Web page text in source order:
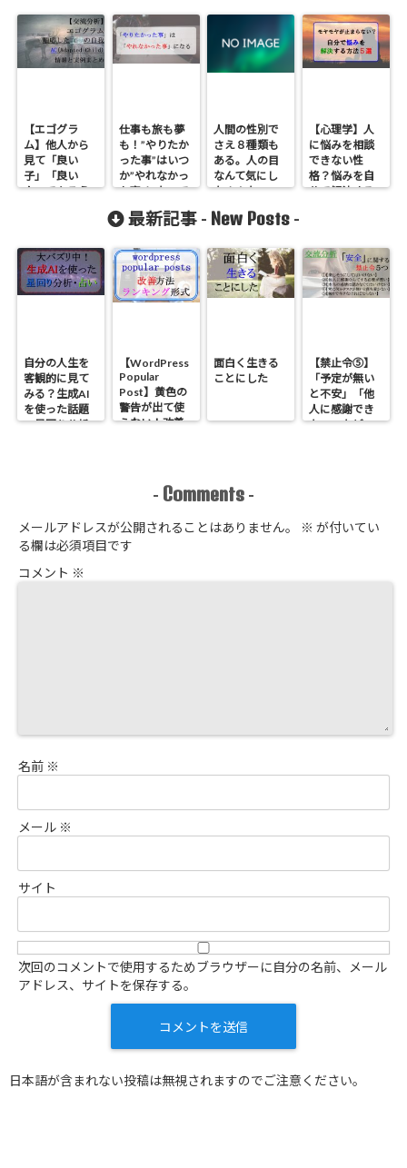
【エゴグラ
ム】他人から
見て「良い
子」「良い
人」であろう
い・低い人格
の特徴と実例
まとめ【交流
分析】
仕事も旅も夢
も！”やりたか
った事”はいつ
か”やれなかっ
た事”になって
なる
人間の性別で
さえ８種類も
ある。人の目
なんて気にし
なさんな
【心理学】人
に悩みを相談
できない性
格？悩みを自
分で解決する
最新記事 - New Posts -
自分の人生を
客観的に見て
みる？生成AI
を使った話題
の星回り分析
【WordPress
Popular
Post】黄色の
警告が出て使
えない！改善
面白く生きる
ことにした
【禁止令⑤】
「予定が無い
と不安」「他
人に感謝でき
ない」などの
- Comments -
メールアドレスが公開されることはありません。 ※ が付いてい
る欄は必須項目です
コメント ※
名前 ※
メール ※
サイト
次回のコメントで使用するためブラウザーに自分の名前、メール
アドレス、サイトを保存する。
日本語が含まれない投稿は無視されますのでご注意ください。